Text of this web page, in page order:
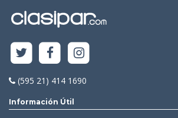
(595 21) 414 1690
Información Útil